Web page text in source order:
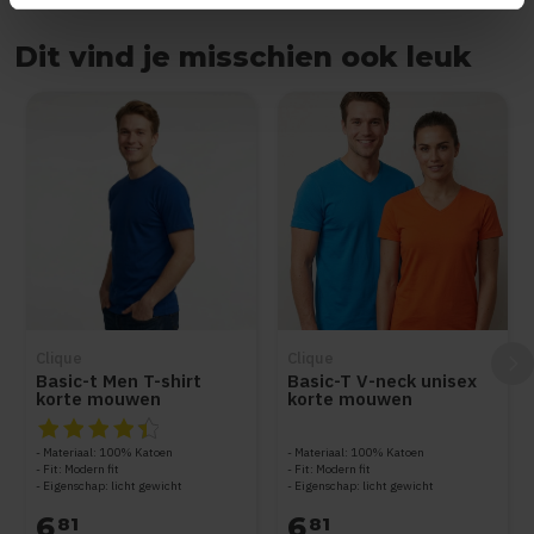
Dit vind je misschien ook leuk
Basic-t Men T-shirt
korte mouwen
De beoordeling van dit product is
Materiaal: 100% Katoen
Fit: Modern fit
Eigenschap: licht gewicht
681
Basic-T V-neck unisex
korte mouwen
Materiaal: 100% Katoen
Fit: Modern fit
Eigenschap: licht gewicht
681